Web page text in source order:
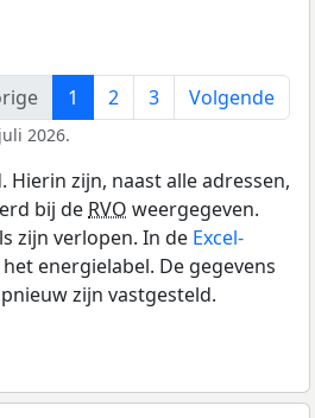
1 2 3 Volgende
2026.
Hierin zijn, naast alle adressen,
bij de RVO weergegeven.
zijn verlopen. In de Excel-
energielabel. De gegevens
zijn vastgesteld.